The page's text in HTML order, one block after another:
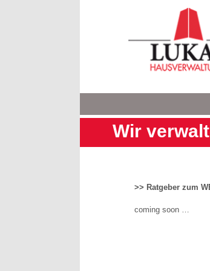
Wir
>> Ratgeber zum
coming soon …